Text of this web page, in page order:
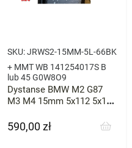
SKU:JRWS2-15MM-5L-66BK
+ MMT WB 141254017S B
lub 45 G0W8O9
Dystanse BMW M2 G87
M3 M4 15mm 5x112 5x100
Cena
590,00 zł